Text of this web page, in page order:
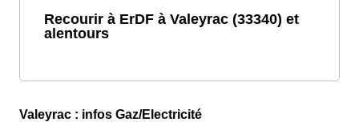
Recourir à ErDF à Valeyrac (33340) et
alentours
Valeyrac : infos Gaz/Electricité